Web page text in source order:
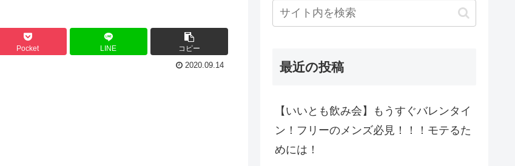
Pocket LINE コピー
2020.09.14 最近の投稿
【いいとも飲み会】もうすぐバレンタイ
ン！フリーのメンズ必見！！！モテるた
めには！